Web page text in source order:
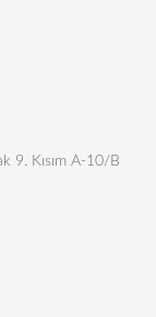
9. Kısım A-10/B